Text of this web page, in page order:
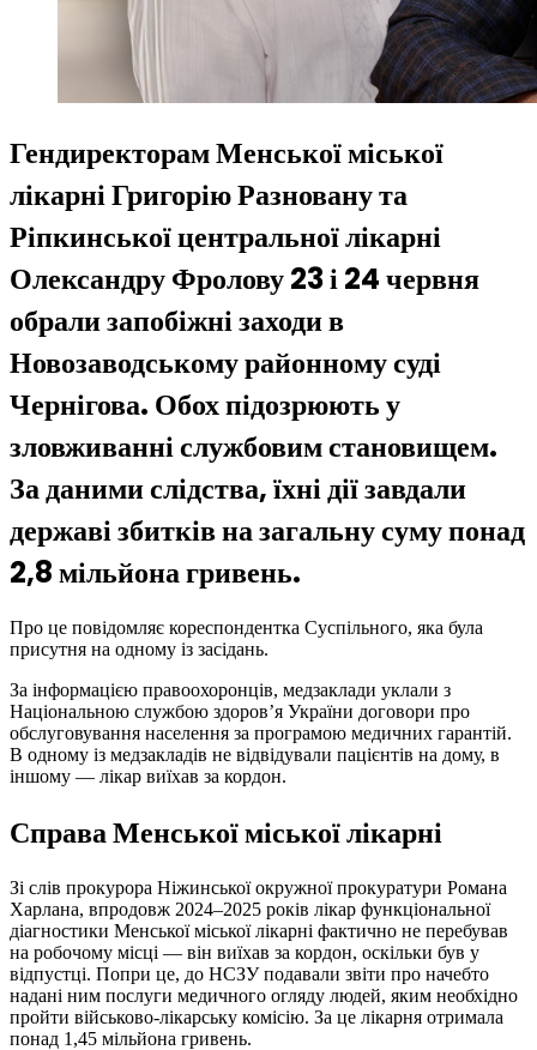
Гендиректорам Менської міської
лікарні Григорію Разновану та
Ріпкинської центральної лікарні
Олександру Фролову 23 і 24 червня
обрали запобіжні заходи в
Новозаводському районному суді
Чернігова. Обох підозрюють у
зловживанні службовим становищем.
За даними слідства, їхні дії завдали
державі збитків на загальну суму понад
2,8 мільйона гривень.
Про це повідомляє кореспондентка Суспільного, яка була
присутня на одному із засідань.
За інформацією правоохоронців, медзаклади уклали з
Національною службою здоров’я України договори про
обслуговування населення за програмою медичних гарантій.
В одному із медзакладів не відвідували пацієнтів на дому, в
іншому — лікар виїхав за кордон.
Справа Менської міської лікарні
Зі слів прокурора Ніжинської окружної прокуратури Романа
Харлана, впродовж 2024–2025 років лікар функціональної
діагностики Менської міської лікарні фактично не перебував
на робочому місці — він виїхав за кордон, оскільки був у
відпустці. Попри це, до НСЗУ подавали звіти про начебто
надані ним послуги медичного огляду людей, яким необхідно
пройти військово-лікарську комісію. За це лікарня отримала
понад 1,45 мільйона гривень.